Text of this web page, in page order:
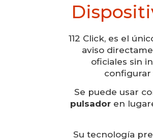
112 Click, es el
aviso
oficiales sin
configurar
Se puede usar
pulsador en
Su tecnología